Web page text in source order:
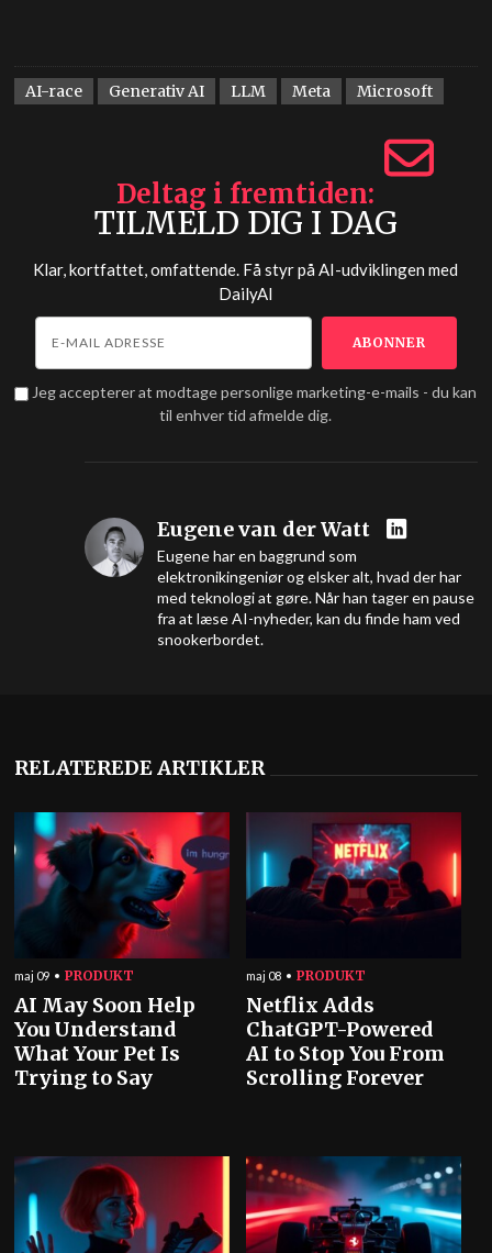
AI-race Generativ AI LLM Meta Microsoft
Deltag i fremtiden
TILMELD DIG I DAG
Klar, kortfattet, omfattende. Få styr på AI-udviklingen med
DailyAI
Jeg accepterer at modtage personlige marketing-e-mails - du kan
til enhver tid afmelde dig.
Eugene van der Watt
Eugene har en baggrund som
elektronikingeniør og elsker alt, hvad der har
med teknologi at gøre. Når han tager en pause
fra at læse AI-nyheder, kan du finde ham ved
snookerbordet.
RELATEREDE ARTIKLER
maj 09 PRODUKT
AI May Soon Help
You Understand
What Your Pet Is
Trying to Say
maj 08 PRODUKT
Netflix Adds
ChatGPT-Powered
AI to Stop You From
Scrolling Forever